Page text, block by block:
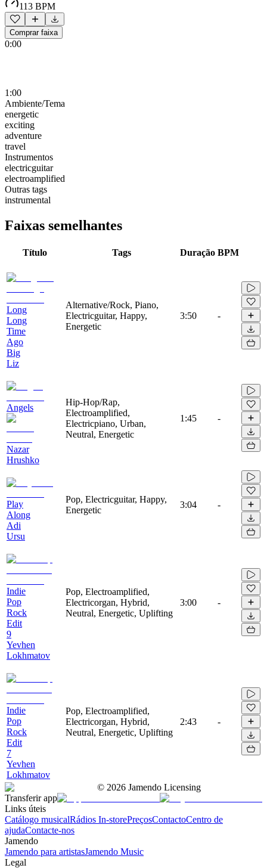
113 BPM
Comprar faixa
0:00
1:00
Ambiente/Tema
energetic
exciting
adventure
travel
Instrumentos
electricguitar
electroamplified
Outras tags
instrumental
Faixas semelhantes
Título Tags Duração BPM
Long
Long
Time
Ago
Big
Liz
Alternative/Rock, Piano,
Electricguitar, Happy,
Energetic
3:50 -
Angels
Nazar
Hrushko
Hip-Hop/Rap,
Electroamplified,
Electricpiano, Urban,
Neutral, Energetic
1:45 -
Play
Along
Adi
Ursu
Pop, Electricguitar, Happy,
Energetic
3:04 -
Indie
Pop
Rock
Edit
9
Yevhen
Lokhmatov
Pop, Electroamplified,
Electricorgan, Hybrid,
Neutral, Energetic, Uplifting
3:00 -
Indie
Pop
Rock
Edit
7
Yevhen
Lokhmatov
Pop, Electroamplified,
Electricorgan, Hybrid,
Neutral, Energetic, Uplifting
2:43 -
© 2026 Jamendo Licensing
Transferir app
Links úteis
Catálogo musicalRádios In-storePreçosContactoCentro de
ajudaContacte-nos
Jamendo
Jamendo para artistasJamendo Music
Legal